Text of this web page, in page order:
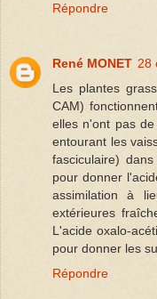
Répondre
René MONET 28
Les plantes
CAM)
elles n'ont pas
entourant les
fasciculaire)
pour donner
assimilation à
extérieures
L'acide oxalo-
pour donner les
Répondre